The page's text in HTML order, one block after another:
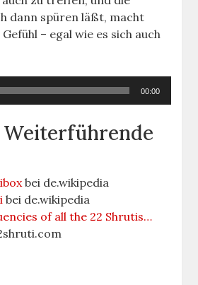
dann spüren läßt, macht
– egal wie es sich auch
00:00
bei de.wikipedia
bei de.wikipedia
of all the 22 Shrutis…